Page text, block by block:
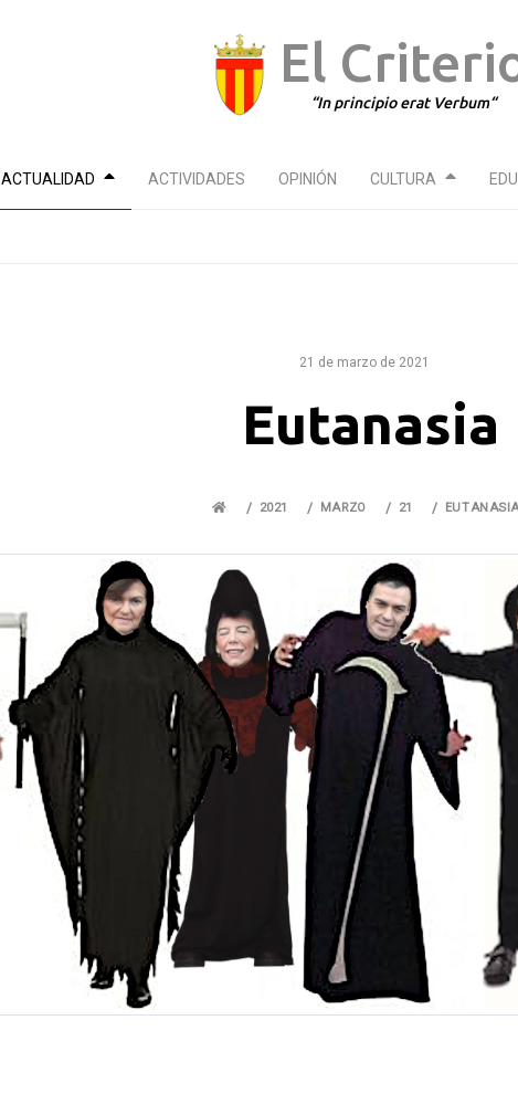
El
In principio erat Verbum
ACTUALIDAD ACTIVIDADES OPINIÓN CULTURA
21 de marzo de 2021
Eutanasia
2021 MARZO 21